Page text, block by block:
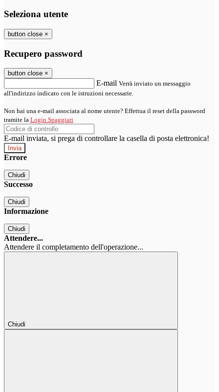
Seleziona utente
button close ×
Recupero password
button close ×
E-mail Verrà inviato un messaggio
all'indirizzo indicato con le istruzioni necessarie.
Non hai una e-mail associata al nome utente? Effettua il reset della password
tramite la Login Spaggiari
E-mail inviata, si prega di controllare la casella di posta elettronica!
Errore
Chiudi
Successo
Chiudi
Informazione
Chiudi
Attendere...
Attendere il completamento dell'operazione...
Chiudi